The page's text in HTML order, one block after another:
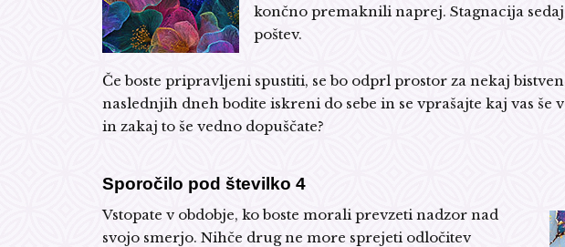
končno premaknili naprej. Stagnacija
poštev.
Če boste pripravljeni spustiti, se bo odprl prostor za nekaj
naslednjih dneh bodite iskreni do sebe in se vprašajte kaj vas še
in zakaj to še vedno dopuščate?
Sporočilo pod številko 4
Vstopate v obdobje, ko boste morali prevzeti nadzor nad
svojo smerjo. Nihče drug ne more sprejeti odločitev